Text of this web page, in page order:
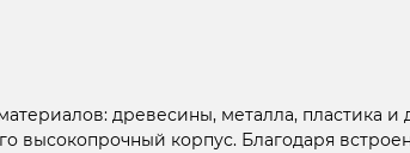
древесины, металла, пластика
высокопрочный корпус. Благодаря